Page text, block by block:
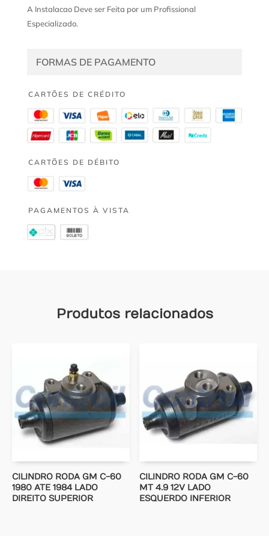
A Instalacao Deve ser Feita por um Profissional
Especializado.
FORMAS DE PAGAMENTO
CARTÕES DE CRÉDITO
CARTÕES DE DÉBITO
PAGAMENTOS À VISTA
Produtos relacionados
CILINDRO RODA GM C-60
1980 ATE 1984 LADO
DIREITO SUPERIOR
CILINDRO RODA GM C-60
MT 4.9 12V LADO
ESQUERDO INFERIOR